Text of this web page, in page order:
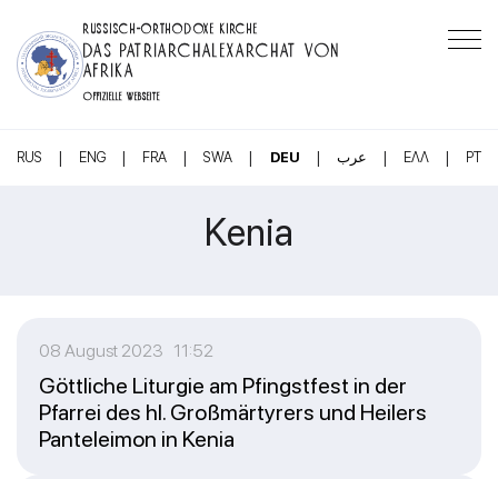
RUSSISCH-ORTHODOXE KIRCHE
DAS PATRIARCHALEXARCHAT VON
AFRIKA
OFFIZIELLE WEBSEITE
RUS | ENG | FRA | SWA | DEU | عرب | ΕΛΛ | PT
Kenia
08 August 2023 11:52
Göttliche Liturgie am Pfingstfest in der
Pfarrei des hl. Großmärtyrers und Heilers
Panteleimon in Kenia